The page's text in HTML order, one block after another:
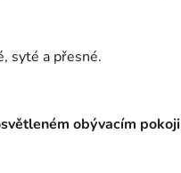
syté a přesné.
obývacím pokoji